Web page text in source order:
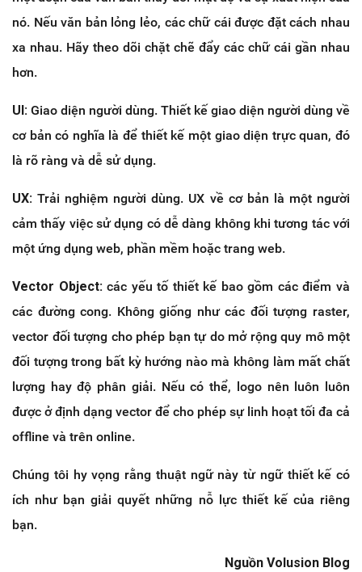
nó. Nếu văn bản lỏng lẻo, các chữ cái được đặt cách nhau
xa nhau. Hãy theo dõi chặt chẽ đẩy các chữ cái gần nhau
hơn.
UI: Giao diện người dùng. Thiết kế giao diện người dùng về
cơ bản có nghĩa là để thiết kế một giao diện trực quan, đó
là rõ ràng và dễ sử dụng.
UX: Trải nghiệm người dùng. UX về cơ bản là một người
cảm thấy việc sử dụng có dễ dàng không khi tương tác với
một ứng dụng web, phần mềm hoặc trang web.
Vector Object:các yếu tố thiết kế bao gồm các điểm và
các đường cong. Không giống như các đối tượng raster,
vector đối tượng cho phép bạn tự do mở rộng quy mô một
đối tượng trong bất kỳ hướng nào mà không làm mất chất
lượng hay độ phân giải. Nếu có thể, logo nên luôn luôn
được ở định dạng vector để cho phép sự linh hoạt tối đa cả
offline và trên online.
Chúng tôi hy vọng rằng thuật ngữ này từ ngữ thiết kế có
ích như bạn giải quyết những nỗ lực thiết kế của riêng
bạn.
Nguồn Volusion Blog